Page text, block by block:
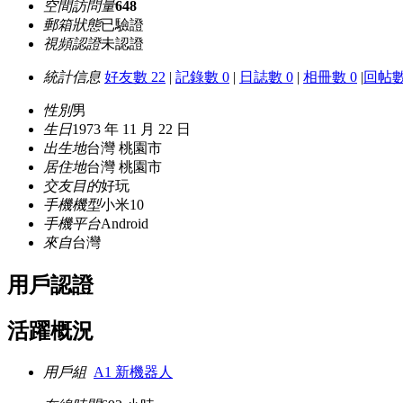
空間訪問量648
郵箱狀態已驗證
視頻認證未認證
統計信息 好友數 22 | 記錄數 0 | 日誌數 0 | 相冊數 0 |回帖
性別男
生日1973 年 11 月 22 日
出生地台灣 桃園市
居住地台灣 桃園市
交友目的好玩
手機機型小米10
手機平台Android
來自台灣
用戶認證
活躍概況
用戶組 A1 新機器人